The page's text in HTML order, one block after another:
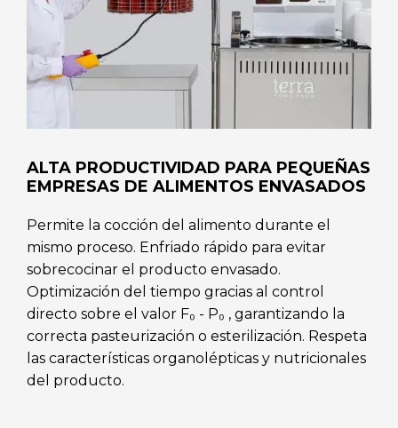
ALTA PRODUCTIVIDAD PARA PEQUEÑAS
EMPRESAS DE ALIMENTOS ENVASADOS
Permite la cocción del alimento durante el
mismo proceso. Enfriado rápido para evitar
sobrecocinar el producto envasado.
Optimización del tiempo gracias al control
directo sobre el valor F₀ - P₀ , garantizando la
correcta pasteurización o esterilización. Respeta
las características organolépticas y nutricionales
del producto.